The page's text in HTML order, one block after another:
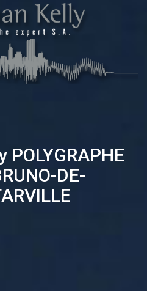
POLYGRAPHE
DE-